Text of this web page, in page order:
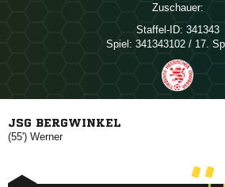
Zuschauer:
Staffel-ID: 341343
Spiel: 341343102 / 17.
JSG BERGWINKEL
(55') 